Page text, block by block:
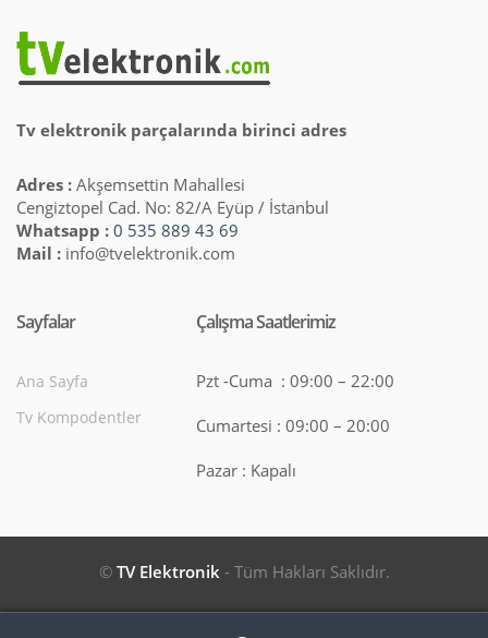
Tv elektronik parçalarında birinci adres
Adres : Akşemsettin Mahallesi
Cengiztopel Cad. No: 82/A Eyüp / İstanbul
Whatsapp : 0 535 889 43 69
Mail : info@tvelektronik.com
Sayfalar
Ana Sayfa
Tv Kompodentler
Çalışma Saatlerimiz
Pzt -Cuma : 09:00 – 22:00
Cumartesi : 09:00 – 20:00
Pazar : Kapalı
© TV Elektronik- Tüm Hakları Saklıdır.